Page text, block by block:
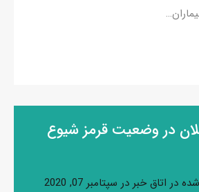
در وضعیت قرمز شیوع
در اتاق خبر در سپتامبر 07, 2020